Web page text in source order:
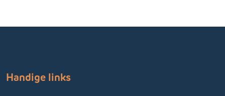
Handige links